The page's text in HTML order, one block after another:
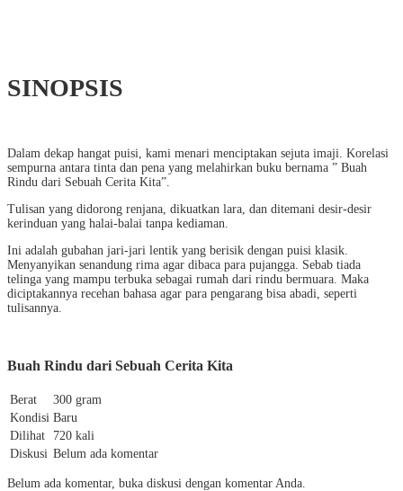
SINOPSIS
Dalam dekap hangat puisi, kami menari menciptakan sejuta imaji. Korelasi
sempurna antara tinta dan pena yang melahirkan buku bernama ” Buah
Rindu dari Sebuah Cerita Kita”.
Tulisan yang didorong renjana, dikuatkan lara, dan ditemani desir-desir
kerinduan yang halai-balai tanpa kediaman.
Ini adalah gubahan jari-jari lentik yang berisik dengan puisi klasik.
Menyanyikan senandung rima agar dibaca para pujangga. Sebab tiada
telinga yang mampu terbuka sebagai rumah dari rindu bermuara. Maka
diciptakannya recehan bahasa agar para pengarang bisa abadi, seperti
tulisannya.
Buah Rindu dari Sebuah Cerita Kita
Berat
300 gram
Kondisi Baru
Dilihat
720 kali
Diskusi Belum ada komentar
Belum ada komentar, buka diskusi dengan komentar Anda.